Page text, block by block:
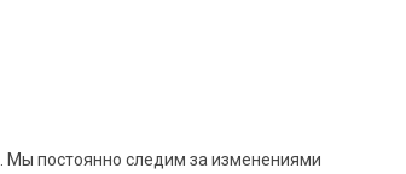
Мы постоянно следим за изменениями